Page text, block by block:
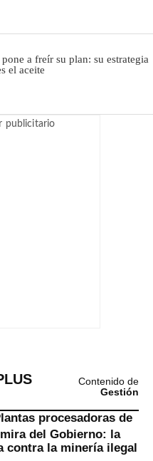
a freír su plan: su estrategia
el aceite
Contenido de
Gestión
procesadoras de
del Gobierno: la
contra la minería ilegal